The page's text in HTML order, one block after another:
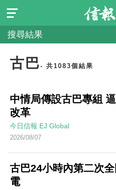
搜尋結果
古巴- 共1083個結果
中情局傳設古巴專組
改革
今日信報 EJ Global
2026/08/07
古巴24小時內第二次
電